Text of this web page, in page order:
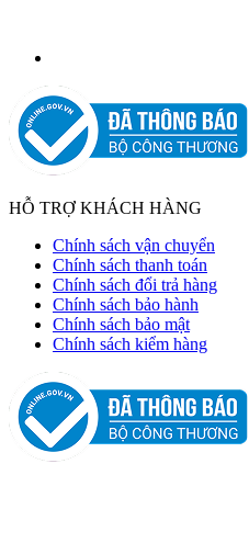
HỖ TRỢ KHÁCH HÀNG
Chính sách vận chuyển
Chính sách thanh toán
Chính sách đổi trả hàng
Chính sách bảo hành
Chính sách bảo mật
Chính sách kiểm hàng